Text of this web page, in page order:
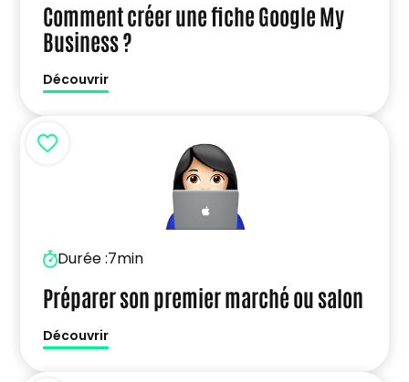
Comment créer une fiche Google My
Business ?
Découvrir
Durée :7min
Préparer son premier marché ou salon
Découvrir